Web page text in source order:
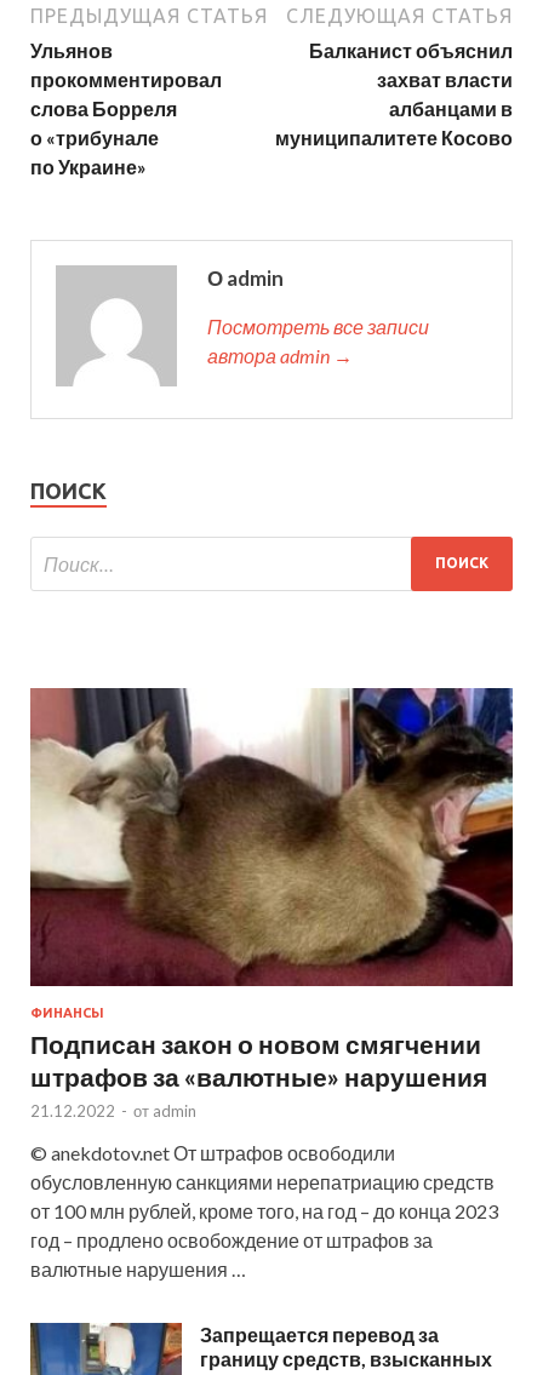
ПРЕДЫДУЩАЯ СТАТЬЯ
Ульянов
прокомментировал
слова Борреля
о «трибунале
по Украине»
СЛЕДУЮЩАЯ СТАТЬЯ
Балканист объяснил
захват власти
албанцами в
муниципалитете Косово
О admin
Посмотреть все записи
автора admin →
ПОИСК
ФИНАНСЫ
Подписан закон о новом смягчении
штрафов за «валютные» нарушения
21.12.2022 - от admin
© anekdotov.net От штрафов освободили
обусловленную санкциями нерепатриацию средств
от 100 млн рублей, кроме того, на год – до конца 2023
год – продлено освобождение от штрафов за
валютные нарушения …
Запрещается перевод за
границу средств, взысканных